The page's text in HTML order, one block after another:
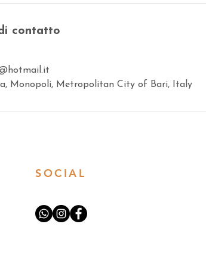
contatto
Monopoli, Metropolitan City of Bari, Italy
SOCIAL